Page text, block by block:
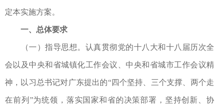
定本实施方案。
一、总体要求
（一）指导思想。认真贯彻党的十八大和十八届历次全
会以及中央和省城镇化工作会议、中央和省城市工作会议精
神，以习总书记对广东提出的“四个坚持、三个支撑、两个走
在前列”为统领，落实国家和省的决策部署，坚持创新、协